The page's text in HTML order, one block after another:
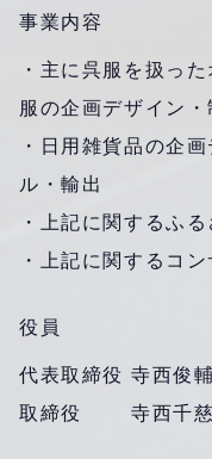
事業内容
・主に呉服を扱っ
服の企画デザイン
・日用雑貨品の企
ル・輸出
・上記に関するふ
・上記に関するコ
役員
代表取締役 寺西俊
取締役
寺西千